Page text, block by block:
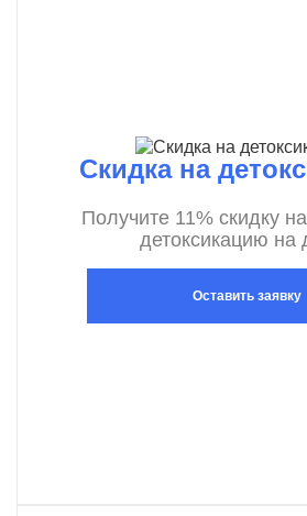
Скидка на
Получите 11% скидку
детоксикацию на
Оставить заявку